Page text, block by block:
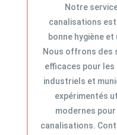
Notre
canalisations
bonne hygiène
Nous offrons des
efficaces pour
industriels et
expérimentés
modernes
canalisations.